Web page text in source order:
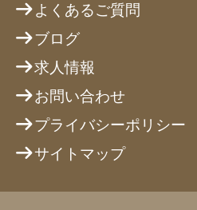
よくあるご質問
ブログ
求人情報
お問い合わせ
プライバシーポリシー
サイトマップ